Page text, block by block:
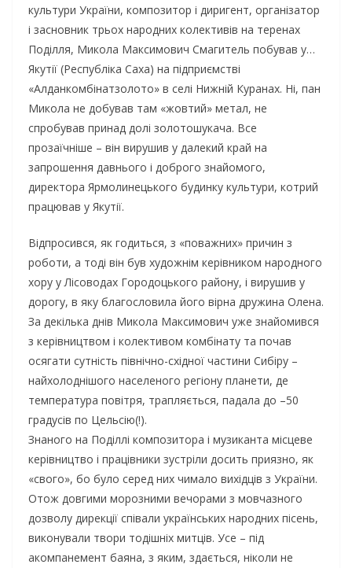
культури України, композитор і диригент, організатор
і засновник трьох народних колективів на теренах
Поділля, Микола Максимович Смагитель побував у…
Якутії (Республіка Саха) на підприємстві
«Алданкомбінатзолото» в селі Нижній Куранах. Ні, пан
Микола не добував там «жовтий» метал, не
спробував принад долі золотошукача. Все
прозаїчніше – він вирушив у далекий край на
запрошення давнього і доброго знайомого,
директора Ярмолинецького будинку культури, котрий
працював у Якутії.
Відпросився, як годиться, з «поважних» причин з
роботи, а тоді він був художнім керівником народного
хору у Лісоводах Городоцького району, і вирушив у
дорогу, в яку благословила його вірна дружина Олена.
За декілька днів Микола Максимович уже знайомився
з керівництвом і колективом комбінату та почав
осягати сутність північно-східної частини Сибіру –
найхолоднішого населеного регіону планети, де
температура повітря, трапляється, падала до –50
градусів по Цельсію(!).
Знаного на Поділлі композитора і музиканта місцеве
керівництво і працівники зустріли досить приязно, як
«свого», бо було серед них чимало вихідців з України.
Отож довгими морозними вечорами з мовчазного
дозволу дирекції співали українських народних пісень,
виконували твори тодішніх митців. Усе – під
акомпанемент баяна, з яким, здається, ніколи не